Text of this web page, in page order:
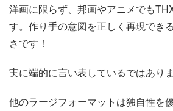
洋画に限らず、邦画やアニメでも
す。作り手の意図を正しく再現でき
さです！
実に端的に言い表しているではありま
他のラージフォーマットは独自性を